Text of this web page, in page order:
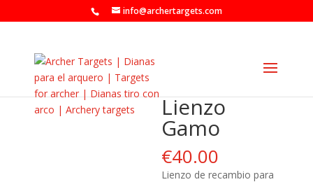
info@archertargets.com
Lienzo
Gamo
€40.00
Lienzo de recambio para